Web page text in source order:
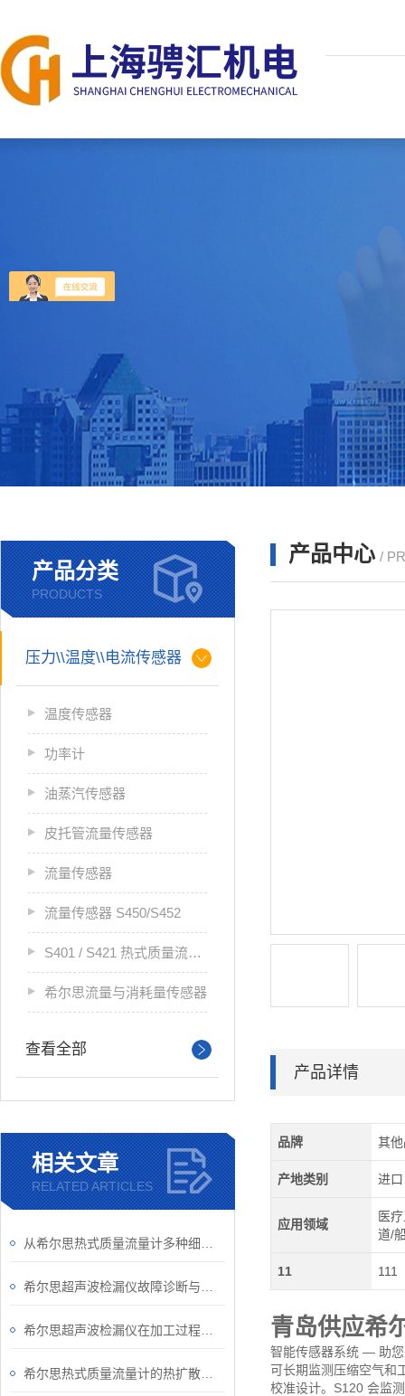
产品分类
PRODUCTS
压力\\温度\\电流传感器
温度传感器
功率计
油蒸汽传感器
皮托管流量传感器
流量传感器
流量传感器 S450/S452
S401 / S421 热式质量流量传感器
希尔思流量与消耗量传感器
查看全部
相关文章
RELATED ARTICLES
产品中心 /
产品详情
品牌 其
产地类别 进口
应用领域
医
道/
11 111
青岛供应希
智能传感器系统 — 助
可长期监测压缩空气和
校准设计。S120 会监